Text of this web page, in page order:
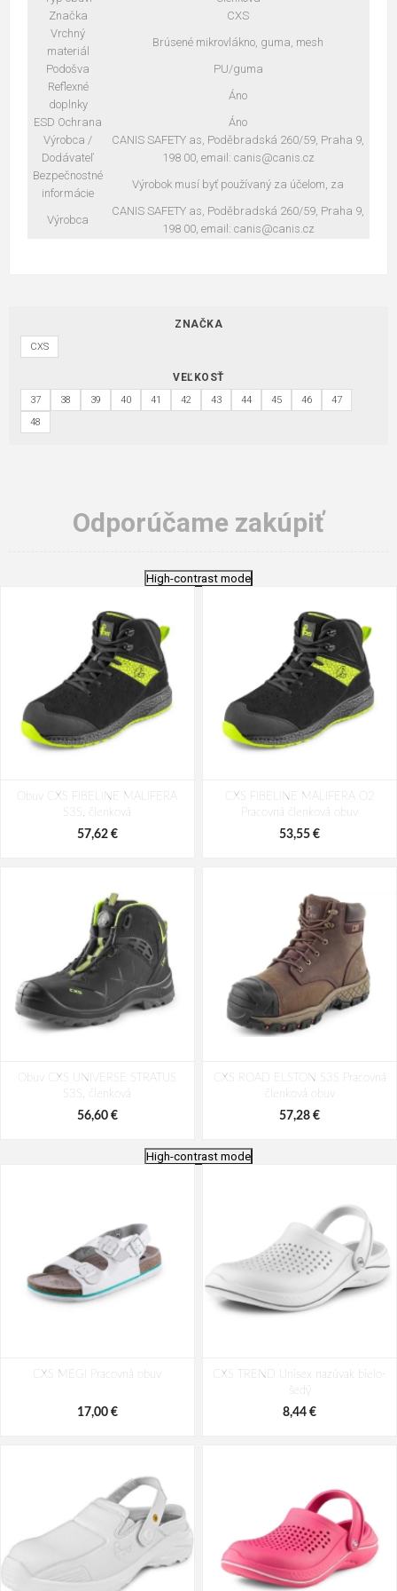
Značka
CXS
Vrchný
materiál
Brúsené mikrovlákno, guma, mesh
Podošva
PU/guma
Reflexné
doplnky
Áno
ESD Ochrana
Áno
Výrobca /
Dodávateľ
CANIS SAFETY as, Poděbradská 260/59, Praha 9,
198 00, email: canis@canis.cz
Bezpečnostné
informácie
Výrobok musí byť používaný za účelom, za
Výrobca
CANIS SAFETY as, Poděbradská 260/59, Praha 9,
198 00, email: canis@canis.cz
ZNAČKA
CXS
VEĽKOSŤ
37 38 39 40 41 42 43 44 45 46
47
48
Odporúčame zakúpiť
High-contrast mode
Obuv CXS FIBELINE MALIFERA
S3S, členková
57,62 €
CXS FIBELINE MALIFERA O2
Pracovná členková obuv
53,55 €
Obuv CXS UNIVERSE STRATUS
S3S, členková
56,60 €
CXS ROAD ELSTON S3S Pracovná
členková obuv
57,28 €
členková obuv
Pracovná členková obuv
63,56 €
High-contrast mode
CXS MEGI Pracovná obuv
17,00 €
CXS TREND Unisex nazúvak bielo-
šedý
8,44 €